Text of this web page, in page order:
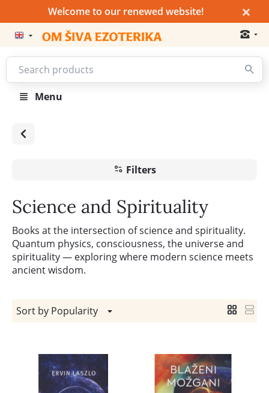
Welcome to our renewed website! ×
Menu
Filters
Science and Spirituality
Books at the intersection of science and spirituality.
Quantum physics, consciousness, the universe and
spirituality — exploring where modern science meets
ancient wisdom.
Sort by Popularity